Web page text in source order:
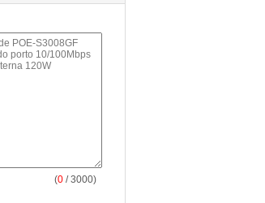
(0 / 3000)